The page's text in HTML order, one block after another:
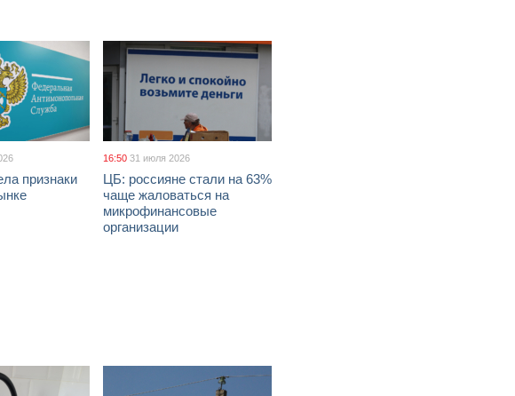
признаки
16:50 31 июля 2026
ЦБ: россияне стали на 63%
чаще жаловаться на
микрофинансовые
организации